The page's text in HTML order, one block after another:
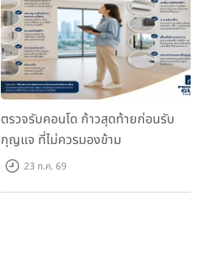
ตรวจรับคอนโด ก้าวสุดท้ายก่อนรับ
กุญแจ ที่ไม่ควรมองข้าม
23 ก.ค. 69